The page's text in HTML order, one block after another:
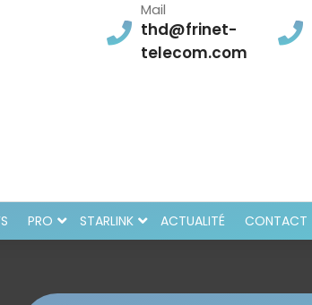
Mail
thd@frinet-
telecom.com
PRO STARLINK ACTUALITÉ CONTACT